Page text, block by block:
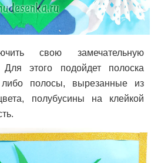
свою замечательную
этого подойдет полоска
либо полосы, вырезанные из
полубусины на клейкой